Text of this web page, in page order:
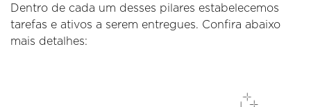
Dentro de cada um desses pilares estabelecemos
tarefas e ativos a serem entregues. Confira abaixo
mais detalhes: